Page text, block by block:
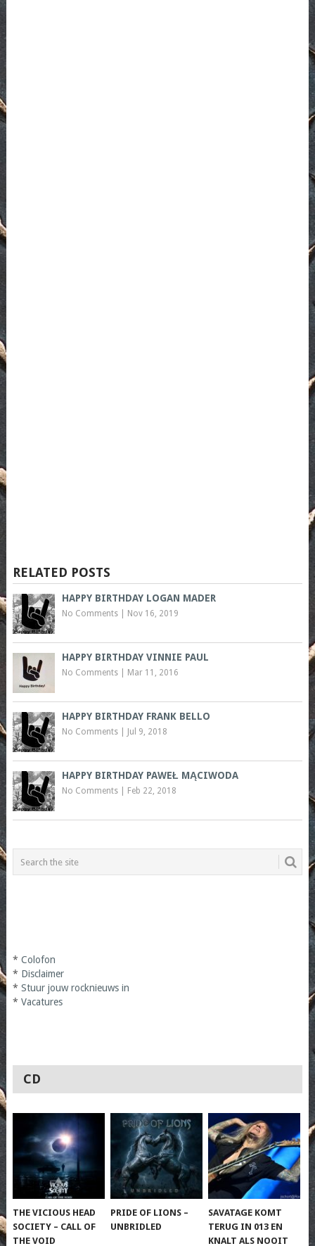
RELATED POSTS
HAPPY BIRTHDAY LOGAN MADER
No Comments| Nov 16, 2019
HAPPY BIRTHDAY VINNIE PAUL
No Comments| Mar 11, 2016
HAPPY BIRTHDAY FRANK BELLO
No Comments| Jul 9, 2018
HAPPY BIRTHDAY PAWEŁ MĄCIWODA
No Comments| Feb 22, 2018
* Colofon
* Disclaimer
* Stuur jouw rocknieuws in
* Vacatures
CD
THE VICIOUS HEAD
SOCIETY – CALL OF
THE VOID
PRIDE OF LIONS –
UNBRIDLED
SAVATAGE KOMT
TERUG IN 013 EN
KNALT ALS NOOIT